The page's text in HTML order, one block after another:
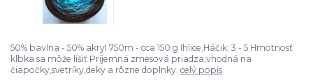
50% bavlna - 50% akryl 750m - cca 150 g Ihlice,Háčik: 3 - 5 Hmotnosť
klbka sa môže líšiť Príjemná zmesová priadza,vhodná na
čiapočky,svetríky,deky a rôzne doplnky. celý popis